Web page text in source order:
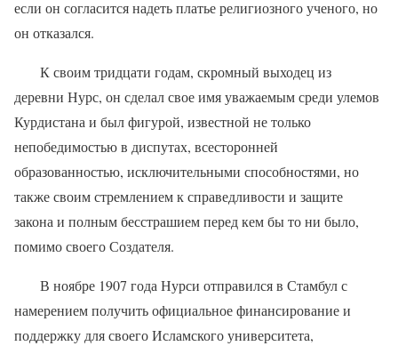
если он согласится надеть платье религиозного ученого, но
он отказался.
К своим тридцати годам, скромный выходец из
деревни Нурс, он сделал свое имя уважаемым среди улемов
Курдистана и был фигурой, известной не только
непобедимостью в диспутах, всесторонней
образованностью, исключительными способностями, но
также своим стремлением к справедливости и защите
закона и полным бесстрашием перед кем бы то ни было,
помимо своего Создателя.
В ноябре 1907 года Нурси отправился в Стамбул с
намерением получить официальное финансирование и
поддержку для своего Исламского университета,